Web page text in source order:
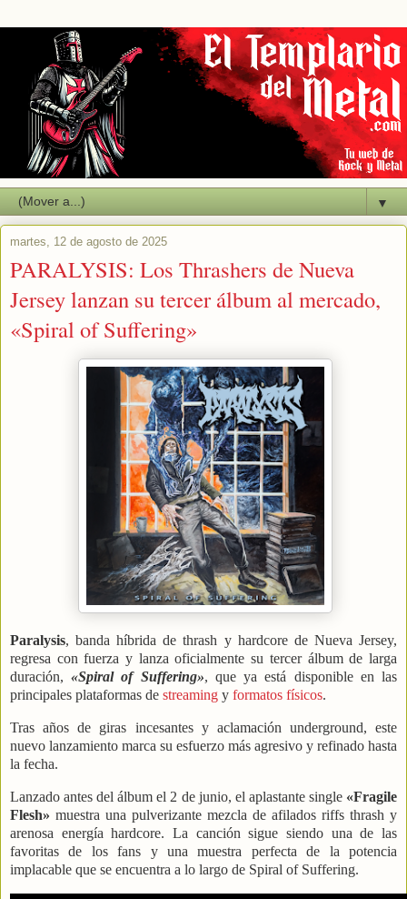
▼
martes, 12 de agosto de 2025
PARALYSIS: Los Thrashers de Nueva
Jersey lanzan su tercer álbum al mercado,
«Spiral of Suffering»
Paralysis, banda híbrida de thrash y hardcore de Nueva Jersey,
regresa con fuerza y lanza oficialmente su tercer álbum de larga
duración,«Spiral of Suffering», que ya está disponible en las
principales plataformas de streaming y formatos físicos.
Tras años de giras incesantes y aclamación underground, este
nuevo lanzamiento marca su esfuerzo más agresivo y refinado hasta
la fecha.
Lanzado antes del álbum el 2 de junio, el aplastante single «Fragile
Flesh» muestra una pulverizante mezcla de afilados riffs thrash y
arenosa energía hardcore. La canción sigue siendo una de las
favoritas de los fans y una muestra perfecta de la potencia
implacable que se encuentra a lo largo de Spiral of Suffering.